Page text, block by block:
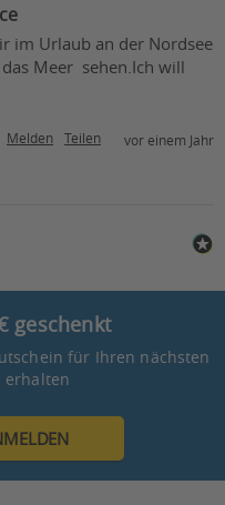
im Urlaub an der Nordsee
Meer  sehen.Ich will
Melden Teilen vor einem Jahr
geschenkt
für Ihren nächsten
erhalten